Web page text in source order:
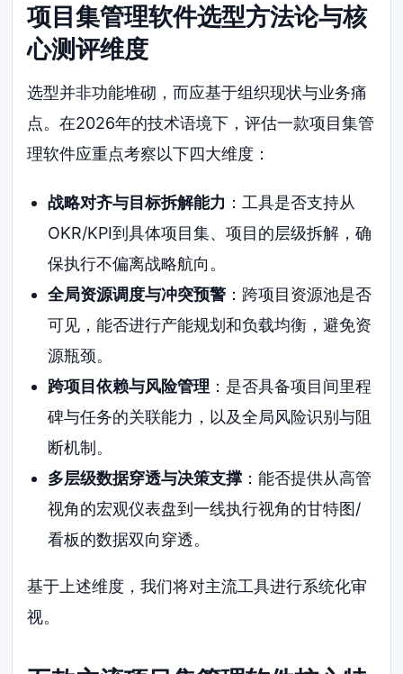
项目集管理软件选型方法论与核
心测评维度
选型并非功能堆砌，而应基于组织现状与业务痛
点。在2026年的技术语境下，评估一款项目集管
理软件应重点考察以下四大维度：
战略对齐与目标拆解能力 ：工具是否支持从
OKR/KPI到具体项目集、项目的层级拆解，确
保执行不偏离战略航向。
全局资源调度与冲突预警：跨项目资源池是否
可见，能否进行产能规划和负载均衡，避免资
源瓶颈。
跨项目依赖与风险管理 ：是否具备项目间里程
碑与任务的关联能力，以及全局风险识别与阻
断机制。
多层级数据穿透与决策支撑：能否提供从高管
视角的宏观仪表盘到一线执行视角的甘特图/
看板的数据双向穿透。
基于上述维度，我们将对主流工具进行系统化审
视。